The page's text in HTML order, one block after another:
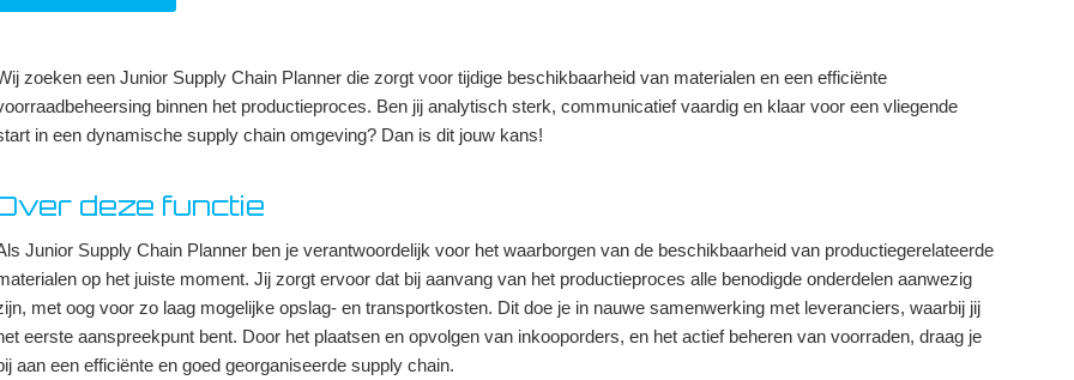
zoeken een Junior Supply Chain Planner die zorgt voor tijdige beschikbaarheid van materialen en een efficiënte
binnen het productieproces. Ben jij analytisch sterk, communicatief vaardig en klaar voor een vliegende
in een dynamische supply chain omgeving? Dan is dit jouw kans!
deze functie
Junior Supply Chain Planner ben je verantwoordelijk voor het waarborgen van de beschikbaarheid van productiegerelateerde
op het juiste moment. Jij zorgt ervoor dat bij aanvang van het productieproces alle benodigde onderdelen aanwezig
met oog voor zo laag mogelijke opslag- en transportkosten. Dit doe je in nauwe samenwerking met leveranciers, waarbij jij
eerste aanspreekpunt bent. Door het plaatsen en opvolgen van inkooporders, en het actief beheren van voorraden, draag je
aan een efficiënte en goed georganiseerde supply chain.